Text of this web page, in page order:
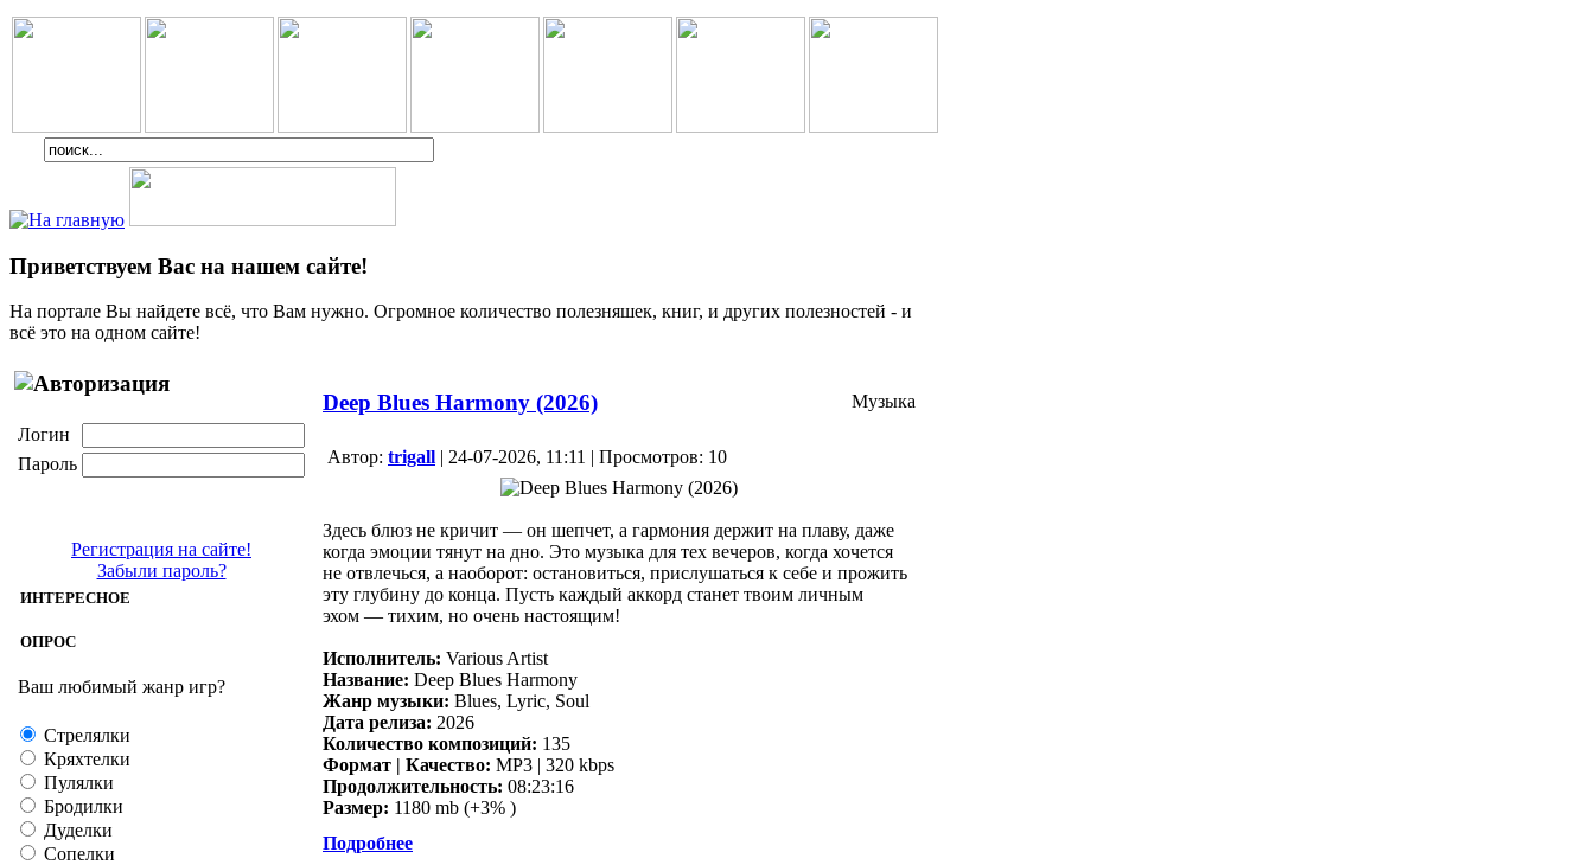
Приветствуем Вас на нашем сайте!
На портале Вы найдете всё, что Вам нужно. Огромное количество полезняшек, книг, и других полезностей - и
всё это на одном сайте!
Логин
Пароль
Регистрация на сайте!
Забыли пароль?
ИНТЕРЕСНОЕ
ОПРОС
Ваш любимый жанр игр?
Стрелялки
Кряхтелки
Пулялки
Бродилки
Дуделки
Сопелки
Deep Blues Harmony (2026) Музыка
Aвтор: trigall | 24-07-2026, 11:11 | Просмотров: 10
Здесь блюз не кричит — он шепчет, а гармония держит на плаву, даже
когда эмоции тянут на дно. Это музыка для тех вечеров, когда хочется
не отвлечься, а наоборот: остановиться, прислушаться к себе и прожить
эту глубину до конца. Пусть каждый аккорд станет твоим личным
эхом — тихим, но очень настоящим!
Исполнитель: Various Artist
Название: Deep Blues Harmony
Жанр музыки: Blues, Lyric, Soul
Дата релиза: 2026
Количество композиций: 135
Формат | Качество: MP3 | 320 kbps
Продолжительность: 08:23:16
Размер: 1180 mb (+3% )
Подробнее